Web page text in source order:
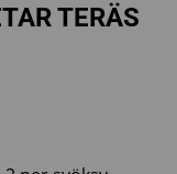
TERÄS